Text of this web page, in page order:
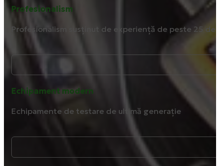
Profesionalism
Profesionalism susținut de experiență de peste 25 de
Echipament modern
Echipamente de testare de ultimă generație